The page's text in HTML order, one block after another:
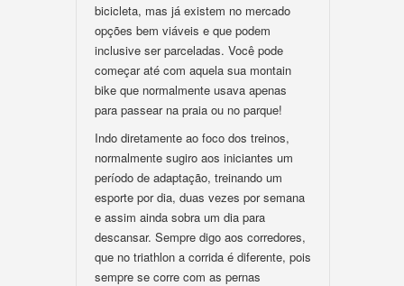
bicicleta, mas já existem no mercado
opções bem viáveis e que podem
inclusive ser parceladas. Você pode
começar até com aquela sua montain
bike que normalmente usava apenas
para passear na praia ou no parque!
Indo diretamente ao foco dos treinos,
normalmente sugiro aos iniciantes um
período de adaptação, treinando um
esporte por dia, duas vezes por semana
e assim ainda sobra um dia para
descansar. Sempre digo aos corredores,
que no triathlon a corrida é diferente, pois
sempre se corre com as pernas